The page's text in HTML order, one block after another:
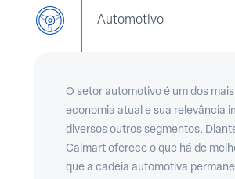
Automotivo
O setor automotivo é um dos
economia atual e sua relevância
diversos outros segmentos.
Calmart oferece o que há de
que a cadeia automotiva